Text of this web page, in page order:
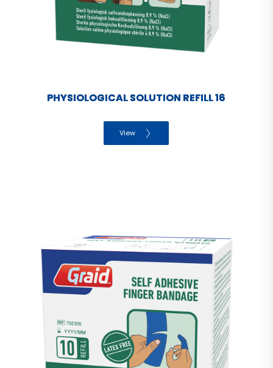
PHYSIOLOGICAL SOLUTION REFILL 16
View